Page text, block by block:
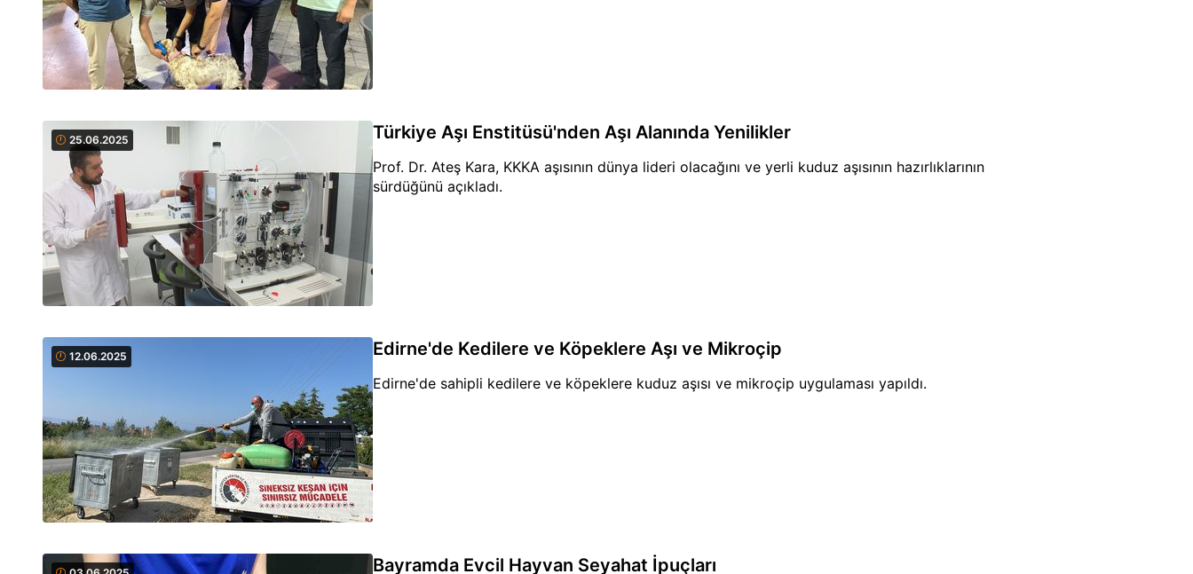
25.06.2025 Türkiye Aşı Enstitüsü'nden Aşı Alanında Yenilikler
Prof. Dr. Ateş Kara, KKKA aşısının dünya lideri olacağını ve yerli kuduz aşısının hazırlıklarının
sürdüğünü açıkladı.
12.06.2025 Edirne'de Kedilere ve Köpeklere Aşı ve Mikroçip
Edirne'de sahipli kedilere ve köpeklere kuduz aşısı ve mikroçip uygulaması yapıldı.
Bayramda Evcil Hayvan Seyahat İpuçları